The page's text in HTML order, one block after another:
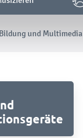
und Multimedia